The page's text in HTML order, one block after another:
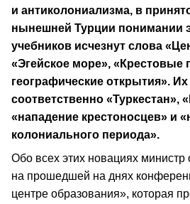
и антиколониализма, в
нынешней Турции понимании
учебников исчезнут слова
«Эгейское море», «Крестовые
географические открытия».
соответственно «Туркестан»,
«нападение крестоносцев» и
колониального периода».
Обо всех этих новациях
на прошедшей на днях
центре образования», которая